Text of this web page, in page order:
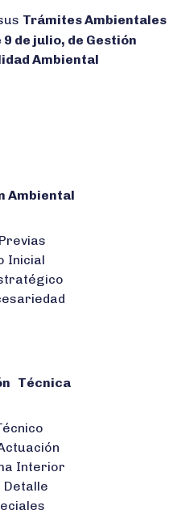
Trámites Ambientales
de julio, de Gestión
Ambiental
Ambiental
Inicial
Técnica
Interior
Detalle